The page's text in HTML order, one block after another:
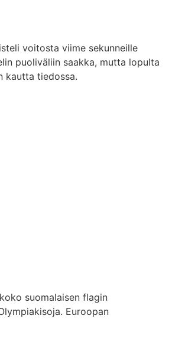
voitosta viime sekunneille
puoliväliin saakka, mutta lopulta
kautta tiedossa.
suomalaisen flagin
Euroopan